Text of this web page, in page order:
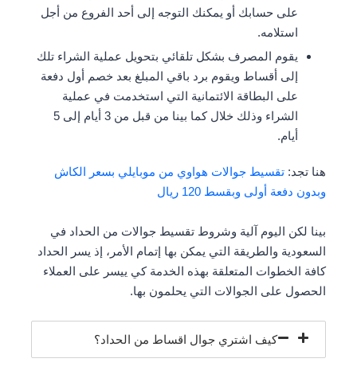
على حسابك أو يمكنك التوجه إلى أحد الفروع من أجل
استلامه.
يقوم المصرف بشكل تلقائي بتحويل عملية الشراء تلك
إلى أقساط ويقوم برد باقي المبلغ بعد خصم أول دفعة
على البطاقة الائتمانية التي استخدمت في عملية
الشراء وذلك خلال كما بينا من قبل من 3 أيام إلى 5
أيام.
هنا تجد: تقسيط جوالات هواوي من موبايلي بسعر الكاش
وبدون دفعة أولى وبقسط 120 ريال
بينا لكن اليوم آلية وشروط تقسيط جوالات من الحداد في
السعودية والطريقة التي يمكن بها إتمام الأمر، إذ يسر الحداد
كافة الخطوات المتعلقة بهذه الخدمة كي ييسر على العملاء
الحصول على الجوالات التي يحلمون بها.
كيف اشتري جوال اقساط من الحداد؟